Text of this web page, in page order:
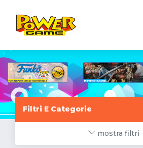
Filtri E Categorie
mostra filtri